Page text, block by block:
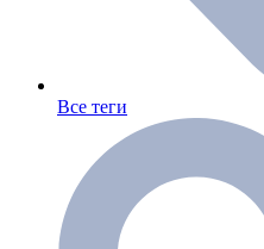
Все теги